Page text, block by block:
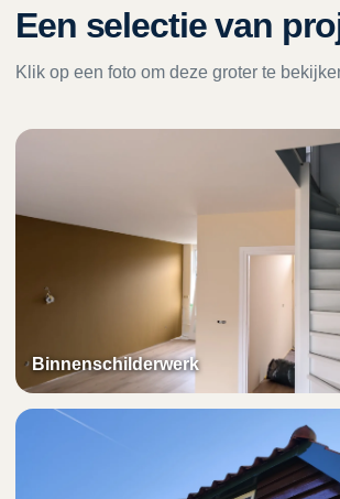
Een selectie van
Klik op een foto om deze groter te
Binnenschilderwerk